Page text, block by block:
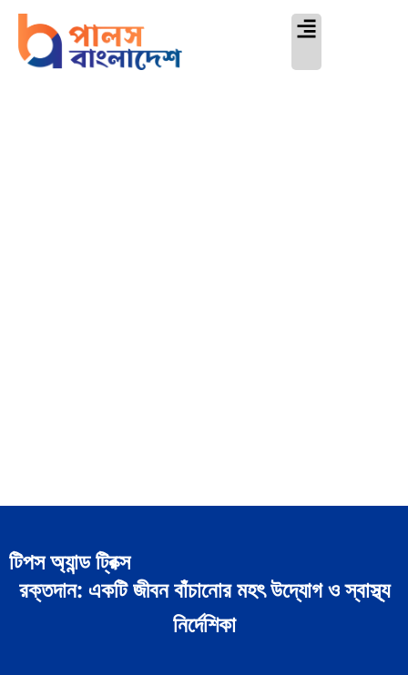
টিপস অ্যান্ড ট্রিক্স
রক্তদান: একটি জীবন বাঁচানোর মহৎ উদ্যোগ ও স্বাস্থ্য
নির্দেশিকা